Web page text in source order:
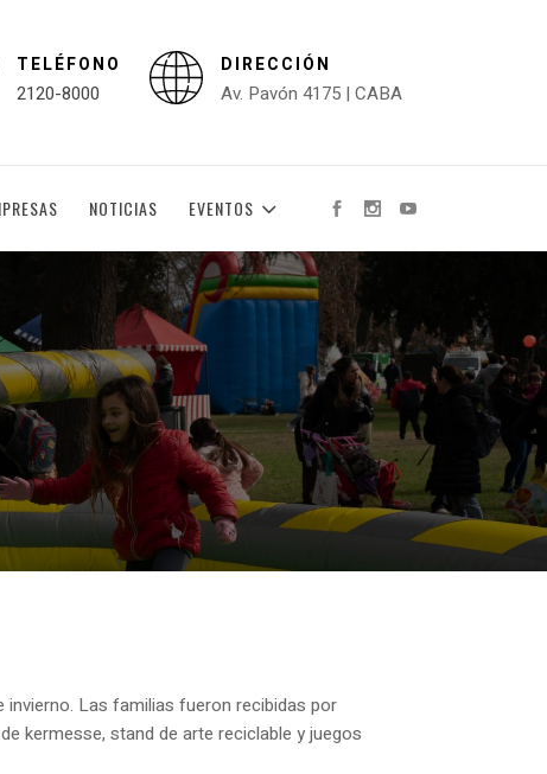
TELÉFONO
2120-8000
DIRECCIÓN
Av. Pavón 4175 | CABA
NOTICIAS EVENTOS
Las familias fueron recibidas por
kermesse, stand de arte reciclable y juegos